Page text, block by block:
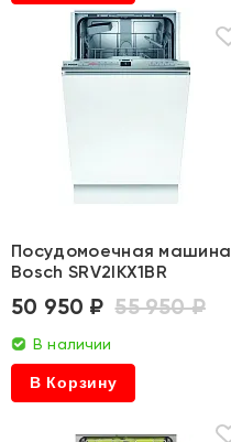
Посудомоечная машина
Bosch SRV2IKX1BR
50 950 ₽ 55 950 ₽
В наличии
В Корзину